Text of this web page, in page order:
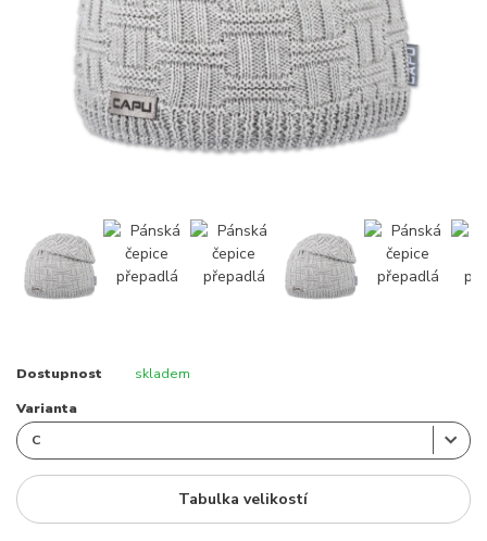
Dostupnost skladem
Varianta
Tabulka velikostí